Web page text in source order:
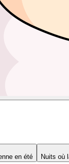
en été
Nuits où